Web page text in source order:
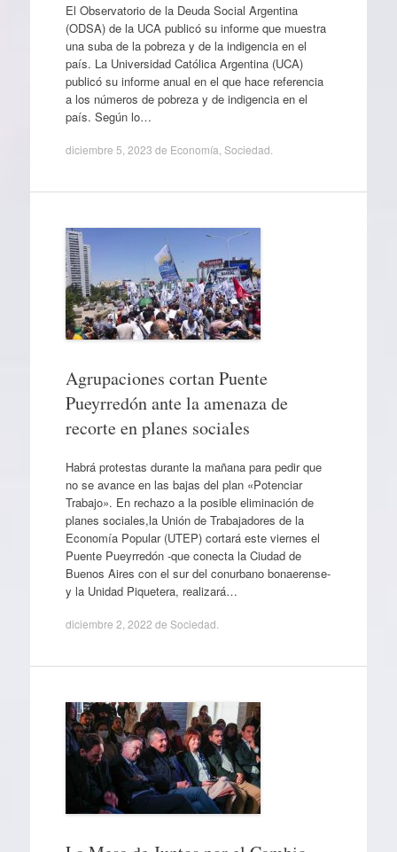
El Observatorio de la Deuda Social Argentina
(ODSA) de la UCA publicó su informe que muestra
una suba de la pobreza y de la indigencia en el
país. La Universidad Católica Argentina (UCA)
publicó su informe anual en el que hace referencia
a los números de pobreza y de indigencia en el
país. Según lo…
diciembre 5, 2023 de Economía Sociedad
Agrupaciones cortan Puente
Pueyrredón ante la amenaza de
recorte en planes sociales
Habrá protestas durante la mañana para pedir que
no se avance en las bajas del plan «Potenciar
Trabajo». En rechazo a la posible eliminación de
planes sociales,la Unión de Trabajadores de la
Economía Popular (UTEP) cortará este viernes el
Puente Pueyrredón -que conecta la Ciudad de
Buenos Aires con el sur del conurbano bonaerense-
y la Unidad Piquetera, realizará…
diciembre 2, 2022 de Sociedad